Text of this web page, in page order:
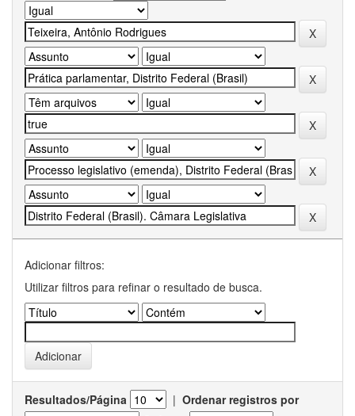
Adicionar filtros:
Utilizar filtros para refinar o resultado de busca.
Resultados/Página | Ordenar registros por